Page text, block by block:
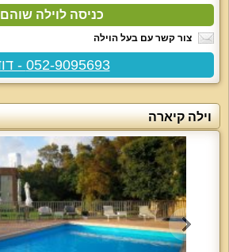
כניסה לוילה שוהם
צור קשר עם בעל הוילה
052-9095693 - דוד
וילה קיארה